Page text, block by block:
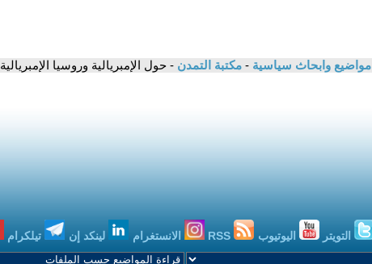
مواضيع وابحاث سياسية - مكتبة التمدن - حول الإمبريالية وروسيا الإمبريالية 2-2 - سلامة كيلة
التويتر اليوتيوب الانستغرام لينكد إن تيلكرام